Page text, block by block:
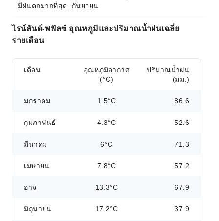
มีฝนตกมากที่สุด: กันยายน
ไรน์ลันด์-พฟัลซ์ อุณหภูมิและปริมาณน้ำฝนเฉลี่ย
รายเดือน
เดือน
อุณหภูมิอากาศ
(°C)
ปริมาณน้ำฝน
(มม.)
มกราคม 1.5°C 86.6
กุมภาพันธ์ 4.3°C 52.6
มีนาคม 6°C 71.3
เมษายน 7.8°C 57.2
อาจ 13.3°C 67.9
มิถุนายน 17.2°C 37.9